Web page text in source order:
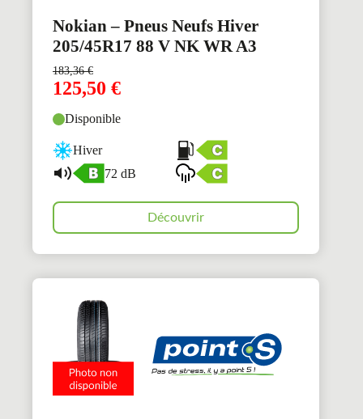
Nokian – Pneus Neufs Hiver
205/45R17 88 V NK WR A3
183,36€
125,50 €
Disponible
Hiver
72 dB
Découvrir